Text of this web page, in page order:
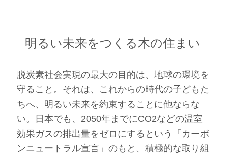
明るい未来をつくる木の住まい
脱炭素社会実現の最大の目的は、地球の環境を
守ること。それは、これからの時代の子どもた
ちへ、明るい未来を約束することに他ならな
い。日本でも、2050年までにCO2などの温室
効果ガスの排出量をゼロにするという「カーボ
ンニュートラル宣言」のもと、積極的な取り組